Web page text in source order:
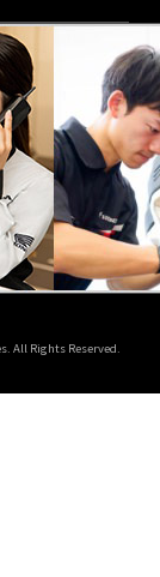
All Rights Reserved.